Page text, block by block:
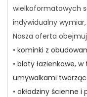
wielkoformatowych
indywidualny
Nasza oferta
• kominki z
• blaty łazienkowe,
umywalkami
• okładziny ścienne i